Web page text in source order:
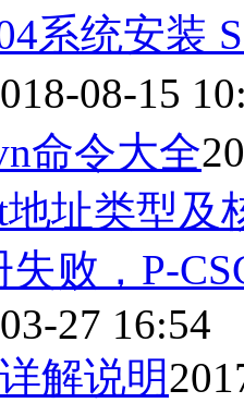
系统安装
08-15
命令大全
地址类型
败，P-
27 16:54
解说明